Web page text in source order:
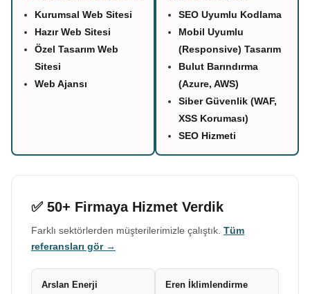
Kurumsal Web Sitesi
Hazır Web Sitesi
Özel Tasarım Web
Sitesi
Web Ajansı
SEO Uyumlu Kodlama
Mobil Uyumlu
(Responsive) Tasarım
Bulut Barındırma
(Azure, AWS)
Siber Güvenlik (WAF,
XSS Koruması)
SEO Hizmeti
✅ 50+ Firmaya Hizmet Verdik
Farklı sektörlerden müşterilerimizle çalıştık. Tüm
referansları gör →
Arslan Enerji Eren İklimlendirme